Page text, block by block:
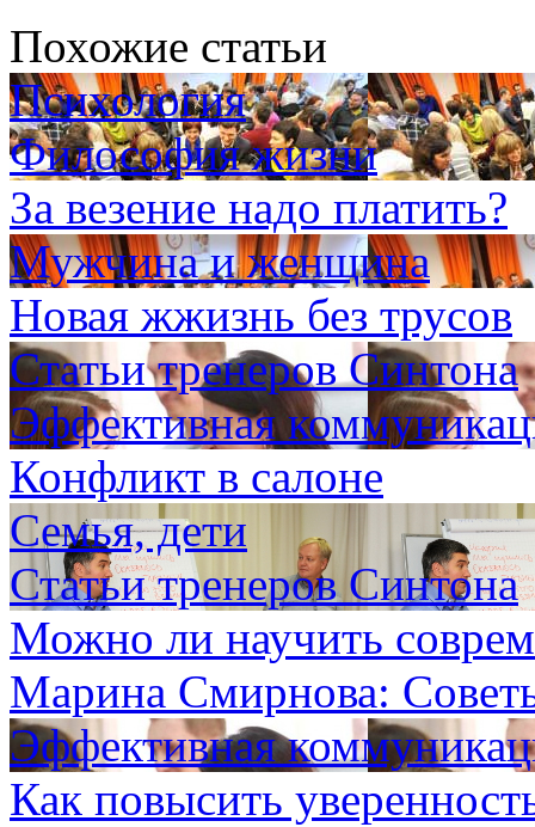
Похожие статьи
Психология
Философия жизни
За везение надо платить?
Мужчина и женщина
Новая жжизнь без трусов
Статьи тренеров Синтона
Эффективная
Конфликт в салоне
Семья, дети
Статьи тренеров Синтона
Можно ли научить
Марина Смирнова:
Эффективная
Как повысить